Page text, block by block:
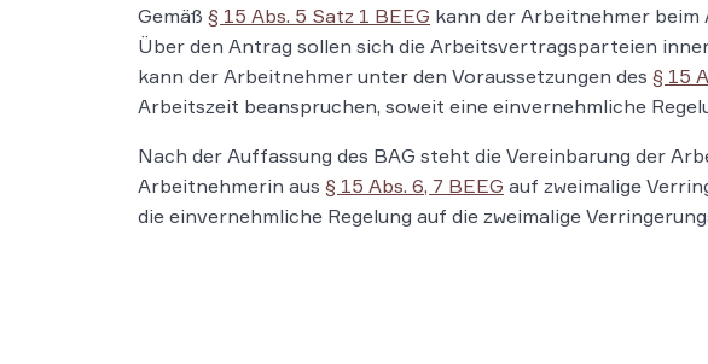
Gemäß § 15 Abs. 5 Satz 1 BEEG kann der Arbeitnehmer
Über den Antrag sollen sich die Arbeitsvertragsparteien
kann der Arbeitnehmer unter den Voraussetzungen des § 15
Arbeitszeit beanspruchen, soweit eine einvernehmliche
Nach der Auffassung des BAG steht die Vereinbarung der
Arbeitnehmerin aus § 15 Abs. 6, 7 BEEG auf zweimalige
die einvernehmliche Regelung auf die zweimalige